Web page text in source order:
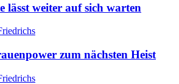
lässt weiter auf sich warten
zum nächsten Heist